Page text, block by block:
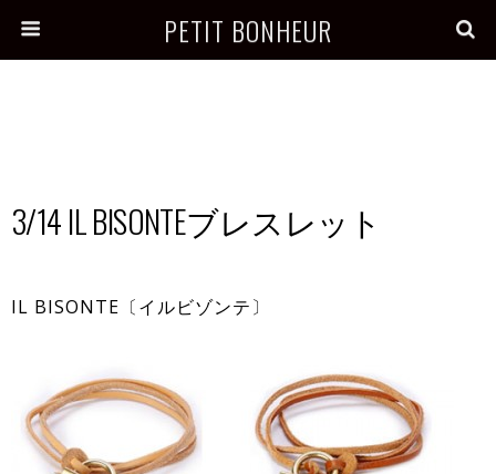
PETIT BONHEUR
3/14 IL BISONTEブレスレット
IL BISONTE〔イルビゾンテ〕